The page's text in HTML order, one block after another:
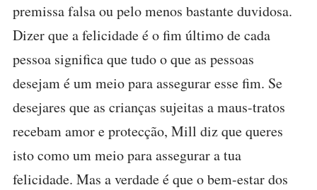
premissa falsa ou pelo menos bastante duvidosa.
Dizer que a felicidade é o fim último de cada
pessoa significa que tudo o que as pessoas
desejam é um meio para assegurar esse fim. Se
desejares que as crianças sujeitas a maus-tratos
recebam amor e protecção, Mill diz que queres
isto como um meio para assegurar a tua
felicidade. Mas a verdade é que o bem-estar dos